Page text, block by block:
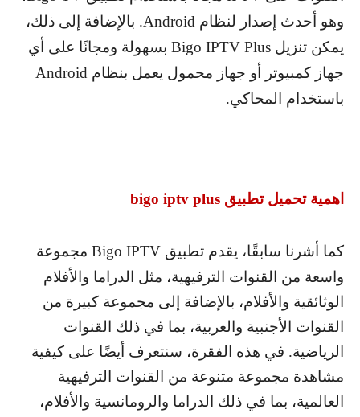
وهو أحدث إصدار لنظام Android. بالإضافة إلى ذلك،
يمكن تنزيل Bigo IPTV Plus بسهولة ومجانًا على أي
جهاز كمبيوتر أو جهاز محمول يعمل بنظام Android
باستخدام المحاكي.
اهمية تحميل تطبيق bigo iptv plus
كما أشرنا سابقًا، يقدم تطبيق Bigo IPTV مجموعة
واسعة من القنوات الترفيهية، مثل الدراما والأفلام
الوثائقية والأفلام، بالإضافة إلى مجموعة كبيرة من
القنوات الأجنبية والعربية، بما في ذلك القنوات
الرياضية. في هذه الفقرة، سنتعرف أيضًا على كيفية
مشاهدة مجموعة متنوعة من القنوات الترفيهية
العالمية، بما في ذلك الدراما والرومانسية والأفلام،